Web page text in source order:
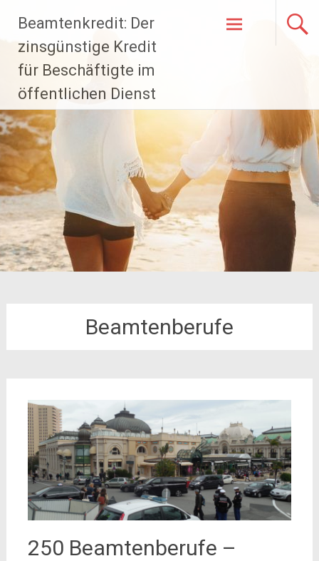
Inhalt
springen
Beamtenkredit: Der
zinsgünstige Kredit
für Beschäftigte im
öffentlichen Dienst
Beamtenberufe
250 Beamtenberufe –